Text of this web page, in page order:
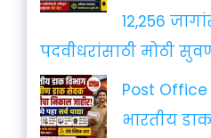
12,256
पदवीधरांसाठी मोठी
Post Office
भारतीय